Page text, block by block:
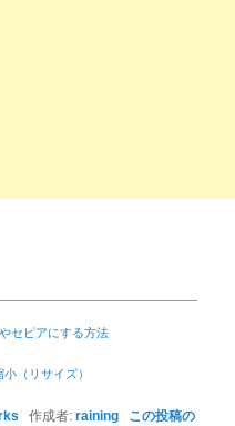
セピアにする方法
（リサイズ）
作成者:raining この投稿の